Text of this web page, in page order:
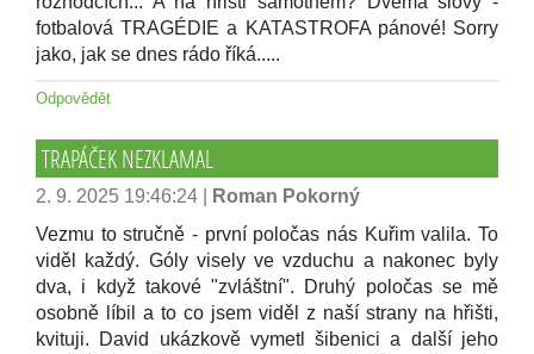
fotbalová TRAGÉDIE a KATASTROFA pánové! Sorry
jako, jak se dnes rádo říká.....
Odpovědět
TRAPÁČEK NEZKLAMAL
2. 9. 2025 19:46:24
Roman Pokorný
Vezmu to stručně - první poločas nás Kuřim valila. To
viděl každý. Góly visely ve vzduchu a nakonec byly
dva, i když takové "zvláštní". Druhý poločas se mě
osobně líbil a to co jsem viděl z naší strany na hřišti,
kvituji. David ukázkově vymetl šibenici a další jeho